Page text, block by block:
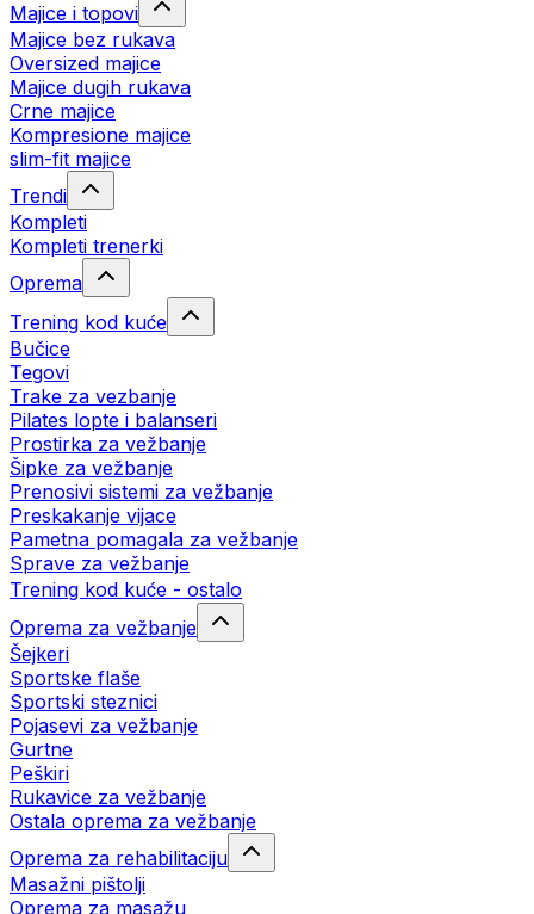
Majice i topovi
Majice bez rukava
Oversized majice
Majice dugih rukava
Crne majice
Kompresione majice
slim-fit majice
Trendi
Kompleti
Kompleti trenerki
Oprema
Trening kod kuće
Bučice
Tegovi
Trake za vezbanje
Pilates lopte i balanseri
Prostirka za vežbanje
Šipke za vežbanje
Prenosivi sistemi za vežbanje
Preskakanje vijace
Pametna pomagala za vežbanje
Sprave za vežbanje
Trening kod kuće - ostalo
Oprema za vežbanje
Šejkeri
Sportske flaše
Sportski steznici
Pojasevi za vežbanje
Gurtne
Peškiri
Rukavice za vežbanje
Ostala oprema za vežbanje
Oprema za rehabilitaciju
Masažni pištolji
Oprema za masažu